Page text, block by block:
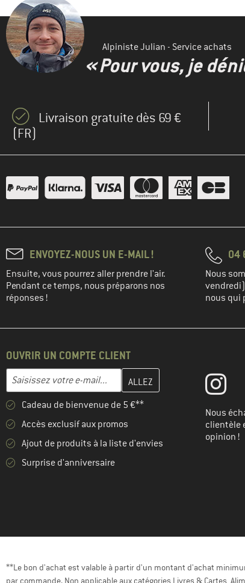
Alpiniste Julian - Service achats
« Pour vous, je
Livraison gratuite dès 69 €
(FR)
ENVOYEZ-NOUS UN E-MAIL !
Ensuite, vous pourrez aller prendre l'air.
Pendant ce temps, nous préparons nos
réponses !
04
Nous
nous qui
OUVRIR UN COMPTE CLIENT
Adresse e-mail
Entrez votre adresse e-mail ici et créez votre compte client
Cadeau de bienvenue de 5 €**
Accès exclusif aux promos
Ajout de produits à la liste d'envies
Surprise d'anniversaire
Nous
clientèle
opinion !
**Le bon d'achat est valable à partir d'un montant d'achat
par commande. Non applicable aux catégories Livres & Cartes,